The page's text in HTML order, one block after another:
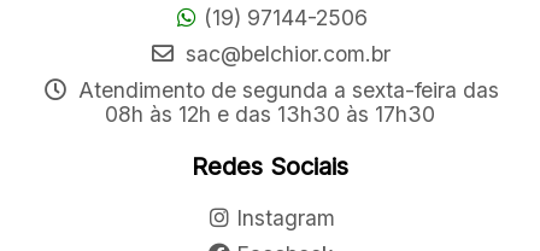
(19) 97144-2506
sac@belchior.com.br
Atendimento de segunda a sexta-feira das
08h às 12h e das 13h30 às 17h30
Redes Sociais
Instagram